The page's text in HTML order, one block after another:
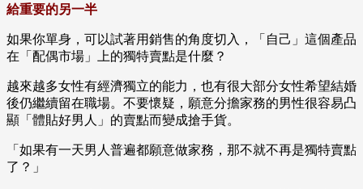
給重要的另一半
如果你單身，可以試著用銷售的角度切入，「自己」這個產品
在「配偶市場」上的獨特賣點是什麼？
越來越多女性有經濟獨立的能力，也有很大部分女性希望結婚
後仍繼續留在職場。不要懷疑，願意分擔家務的男性很容易凸
顯「體貼好男人」的賣點而變成搶手貨。
「如果有一天男人普遍都願意做家務，那不就不再是獨特賣點
了？」